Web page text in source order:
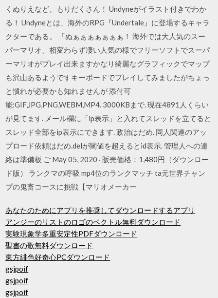
くぬりえなど、もりだくさん！ Undyneがイラスト付きでわか
る！ Undyneとは、海外のRPG『Undertale』に登場するキャラ
クターである。 「ぬぁぁぁぁぁぁぁ！ 海外では大人気のスー
パーマリオ、相変わらず凄い人気の様でフリーソフトでスーパ
ーマリオがプレイ出来ますかなり綺麗なグラフィックでマップ
も沢山あるようですキーボードでプレイしてみましたがちょっ
と慣れが必要かも知れませんが 添付可
能:GIF,JPG,PNG,WEBM,MP4. 3000KBまで. 現在4891人くらい
が見てます. メール欄に「ip表示」と入れてスレッドを立てると
スレッド全部をip表示にできます. 政治はだめ. 同人関連のアッ
プロード依頼はだめ.delが閾値を超えるとid表示. 管理人への連
絡は準備板 ご May 05, 2020 · 販売価格：1,480円（ダウンロー
ド版） ランクマの呼吸 mp4位のランクマッチ ta元世界チャン
プの鬼畜コースに挑戦【マリオメーカー
あなたのためにアプリを推奨してダウンロードするアプリ
アンジーのリストのロゴのベクトル無料ダウンロード
実験現象学多重安定性PDFダウンロード
聖書の歌無料ダウンロード
東方緋色好奇心PCダウンロード
gsjpoif
gsjpoif
gsjpoif